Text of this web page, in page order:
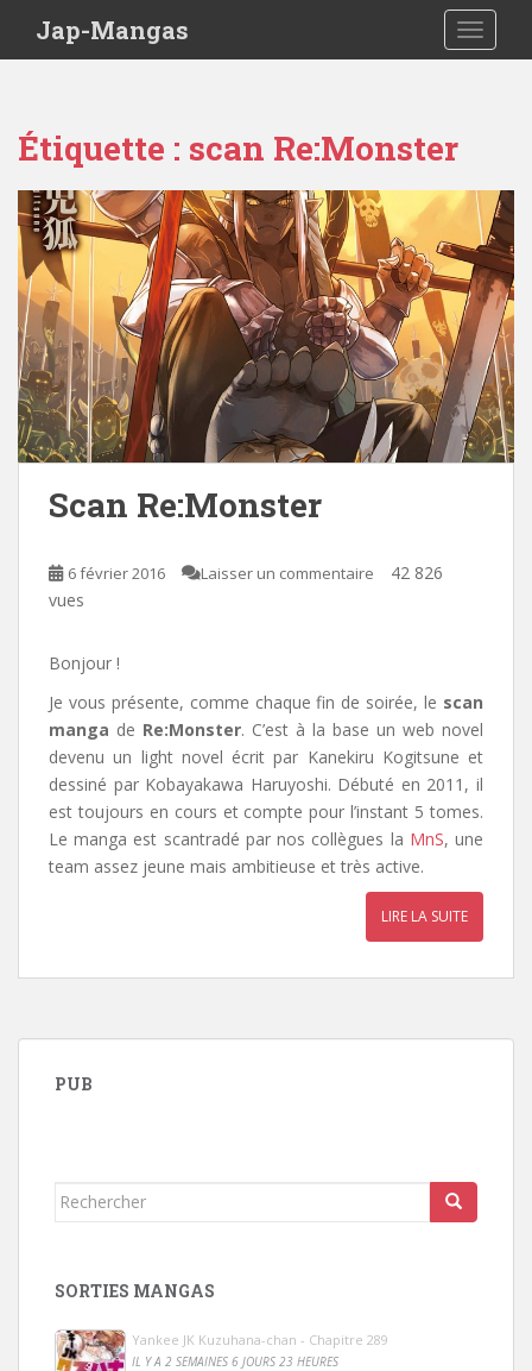
Jap-Mangas
Étiquette : scan Re:Monster
Scan Re:Monster
6 février 2016 Laisser un commentaire
42 826
vues
Bonjour !
Je vous présente, comme chaque fin de soirée, le scan
manga de Re:Monster. C’est à la base un web novel
devenu un light novel écrit par Kanekiru Kogitsune et
dessiné par Kobayakawa Haruyoshi. Débuté en 2011, il
est toujours en cours et compte pour l’instant 5 tomes.
Le manga est scantradé par nos collègues la MnS, une
team assez jeune mais ambitieuse et très active.
LIRE LA SUITE
PUB
Rechercher...
SORTIES MANGAS
Yankee JK Kuzuhana-chan - Chapitre 289
IL Y A 2 SEMAINES 6 JOURS 23 HEURES